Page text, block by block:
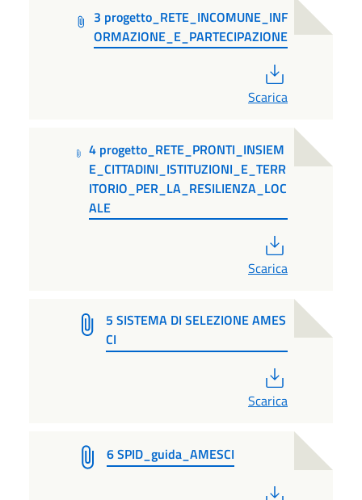
3 progetto_RETE_INCOMUNE_INF
ORMAZIONE_E_PARTECIPAZIONE
Scarica
4 progetto_RETE_PRONTI_INSIEM
E_CITTADINI_ISTITUZIONI_E_TERR
ITORIO_PER_LA_RESILIENZA_LOC
ALE
Scarica
5 SISTEMA DI SELEZIONE AMES
CI
Scarica
6 SPID_guida_AMESCI